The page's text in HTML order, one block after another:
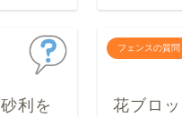
利を
フェンスの質問
花ブロ